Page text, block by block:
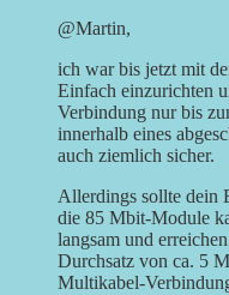
@Martin,
ich war bis jetzt mit
Einfach einzurichten
Verbindung nur bis
innerhalb eines
auch ziemlich sicher.
Allerdings sollte dein
die 85 Mbit-Module
langsam und
Durchsatz von ca. 5
Multikabel-